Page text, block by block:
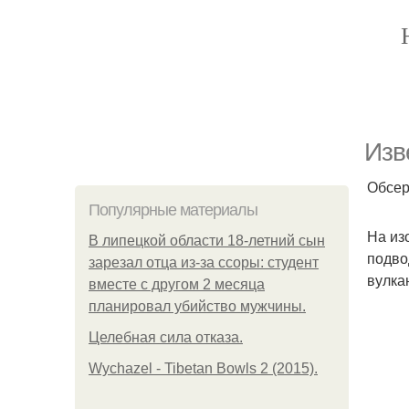
Популярные материалы
В липецкой области 18-летний сын
зарезал отца из-за ссоры: студент
вместе с другом 2 месяца
планировал убийство мужчины.
Целебная сила отказа.
Wychazel - Tibetan Bowls 2 (2015).
На